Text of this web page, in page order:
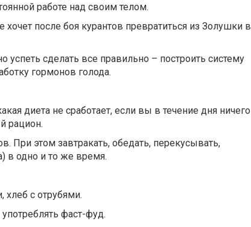
работе над своим телом.
после боя курантов превратиться из Золушки в
сделать все правильно – построить систему
гормонов голода.
диета не сработает, если вы в течение дня ничего
рацион.
При этом завтракать, обедать, перекусывать,
в одно и то же время.
с отрубями.
фаст-фуд.